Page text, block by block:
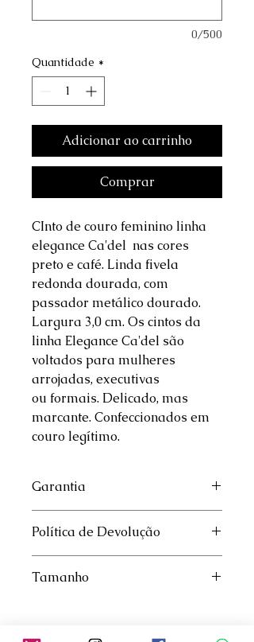
0/500
Quantidade *
Adicionar ao carrinho
Comprar
CInto de couro feminino linha
elegance Ca'del nas cores
preto e café. Linda fivela
redonda dourada, com
passador metálico dourado.
Largura 3,0 cm. Os cintos da
linha Elegance Ca'del são
voltados para mulheres
arrojadas, executivas
ou formais. Delicado, mas
marcante. Confeccionados em
couro legítimo.
Garantia
utilização incorreta do produto
Política de Devolução
sem custos após 07 dias úteis. Para
Tamanho